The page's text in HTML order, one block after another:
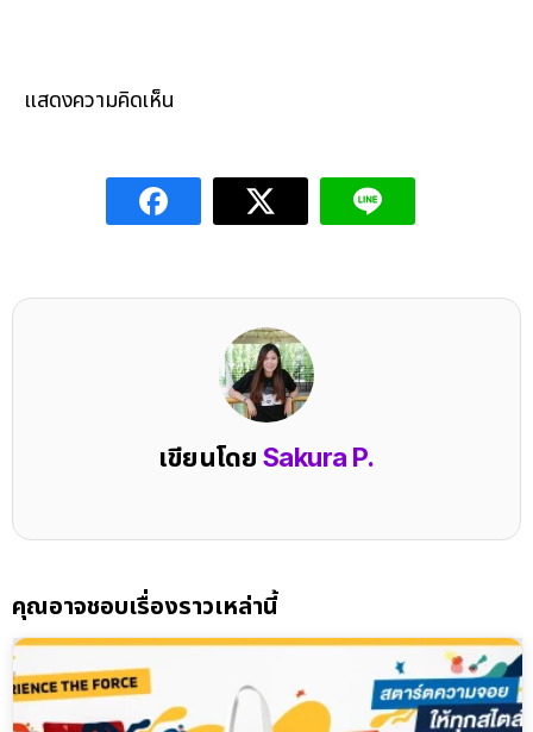
แสดงความคิดเห็น
เขียนโดย Sakura P.
คุณอาจชอบเรื่องราวเหล่านี้